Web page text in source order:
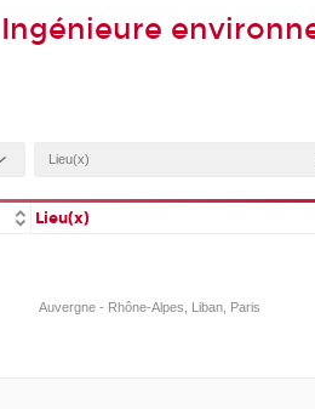
Lieu(x)
Auvergne - Rhône-Alpes, Liban, Paris